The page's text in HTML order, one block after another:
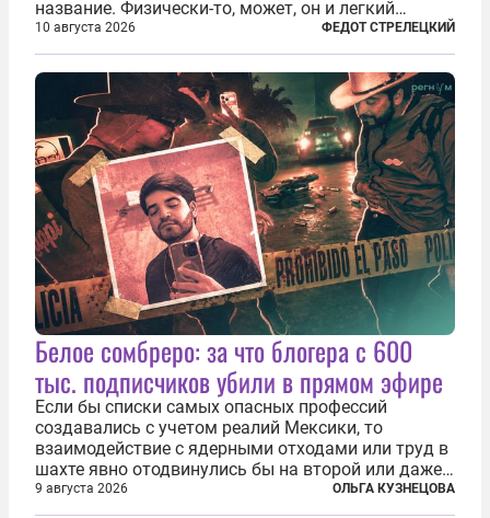
название. Физически-то, может, он и легкий
относительно. Но метафизически —
безотносительно тяжелый. Десять рассказов,
каждый из которых напрямую или косвенно (в
основном —...
10 августа 2026 ФЕДОТ СТРЕЛЕЦКИЙ
Белое сомбреро: за что блогера с 600
тыс. подписчиков убили в прямом эфире
Если бы списки самых опасных профессий
создавались с учетом реалий Мексики, то
взаимодействие с ядерными отходами или труд в
шахте явно отодвинулись бы на второй или даже
третий план. А вот блогерам, журналистам и
музыкантам пришлось бы выйти вперед. В
9 августа 2026 ОЛЬГА КУЗНЕЦОВА